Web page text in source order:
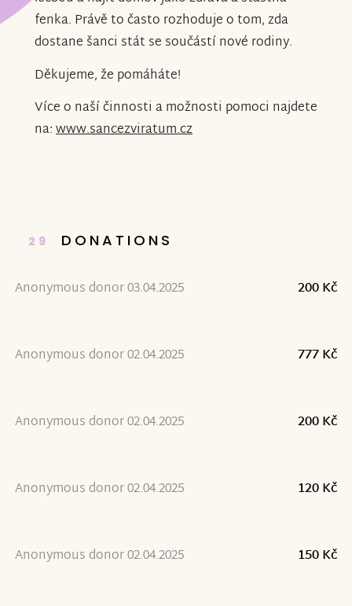
fenka. Právě to často rozhoduje o tom, zda
dostane šanci stát se součástí nové rodiny.
Děkujeme, že pomáháte!
Více o naší činnosti a možnosti pomoci najdete
na:www.sancezviratum.cz
29 DONATIONS
Anonymous donor 03.04.2025 200 Kč
Anonymous donor 02.04.2025 777 Kč
Anonymous donor 02.04.2025 200 Kč
Anonymous donor 02.04.2025 120 Kč
Anonymous donor 02.04.2025 150 Kč